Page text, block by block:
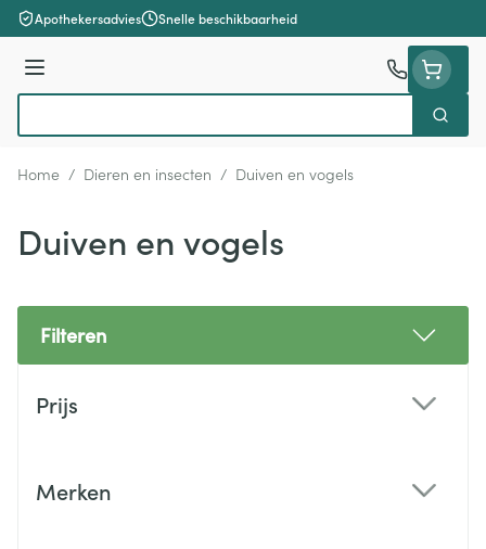
Ga naar de inhoud
Apothekersadvies Snelle beschikbaarheid
Menu
Zoek
Home / Dieren en insecten / Duiven en vogels
Duiven en vogels
Filteren
Prijs
Merken